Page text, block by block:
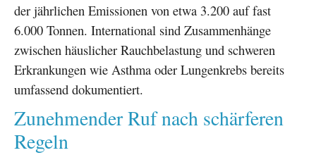
der jährlichen Emissionen von etwa 3.200 auf fast
6.000 Tonnen. International sind Zusammenhänge
zwischen häuslicher Rauchbelastung und schweren
Erkrankungen wie Asthma oder Lungenkrebs bereits
umfassend dokumentiert.
Zunehmender Ruf nach schärferen
Regeln